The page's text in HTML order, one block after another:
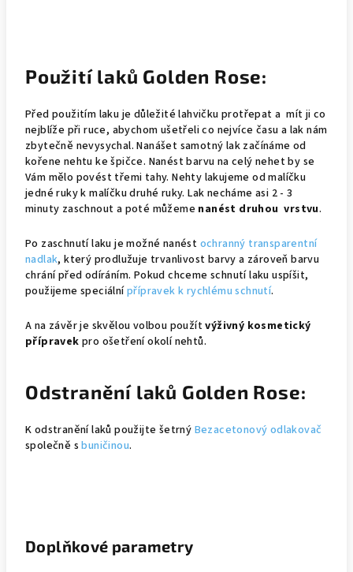
Použití laků Golden Rose:
Před použitím laku je důležité lahvičku protřepat a mít ji co
nejblíže při ruce, abychom ušetřeli co nejvíce času a lak nám
zbytečně nevysychal. Nanášet samotný lak začínáme od
kořene nehtu ke špičce. Nanést barvu na celý nehet by se
Vám mělo povést třemi tahy. Nehty lakujeme od malíčku
jedné ruky k malíčku druhé ruky. Lak necháme asi 2 - 3
minuty zaschnout a poté můžeme nanést druhou vrstvu.
Po zaschnutí laku je možné nanést ochranný transparentní
nadlak, který prodlužuje trvanlivost barvy a zároveň barvu
chrání před odíráním. Pokud chceme schnutí laku uspíšit,
použijeme speciálnípřípravek k rychlému schnutí.
A na závěr je skvělou volbou použítvýživný kosmetický
přípravekpro ošetření okolí nehtů.
Odstranění laků Golden Rose:
K odstranění laků použijte šetrný Bezacetonový odlakovač
společně sbuničinou.
Doplňkové parametry